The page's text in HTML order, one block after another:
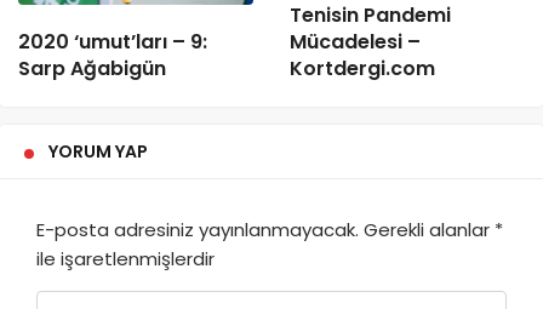
2020 ‘umut’ları – 9:
Sarp Ağabigün
Tenisin Pandemi
Mücadelesi –
Kortdergi.com
YORUM YAP
E-posta adresiniz yayınlanmayacak. Gerekli alanlar *
ile işaretlenmişlerdir